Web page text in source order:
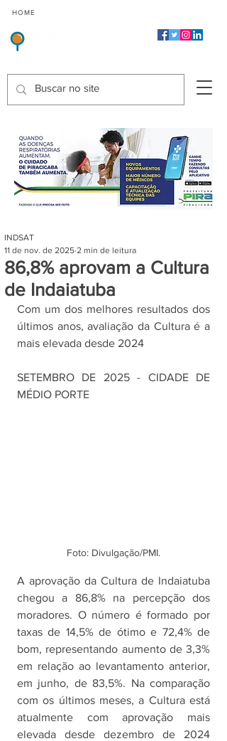
HOME
86,8% aprovam a Cultura
de Indaiatuba
INDSAT
11 de nov. de 2025 2 min de leitura
Com um dos melhores resultados dos
últimos anos, avaliação da Cultura é a
mais elevada desde 2024
SETEMBRO DE 2025 - CIDADE DE
MÉDIO PORTE
Foto: Divulgação/PMI.
A aprovação da Cultura de Indaiatuba
chegou a 86,8% na percepção dos
moradores. O número é formado por
taxas de 14,5% de ótimo e 72,4% de
bom, representando aumento de 3,3%
em relação ao levantamento anterior,
em junho, de 83,5%. Na comparação
com os últimos meses, a Cultura está
atualmente com aprovação mais
elevada desde dezembro de 2024